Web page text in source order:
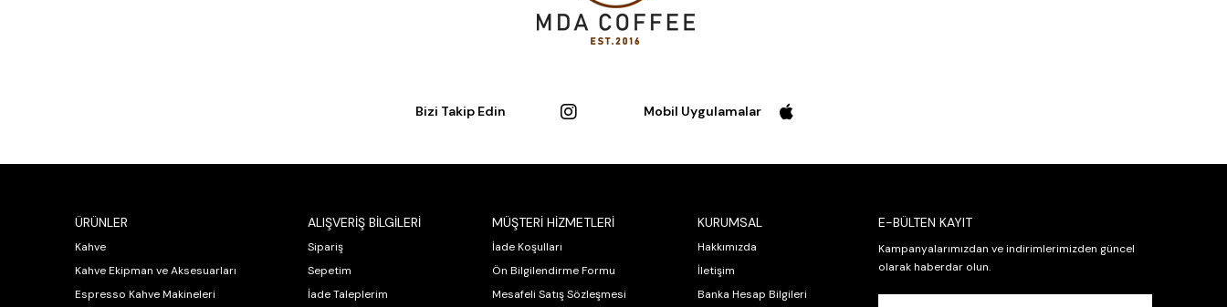
Bizi Takip Edin Mobil Uygulamalar
ÜRÜNLER
Kahve
Kahve Ekipman ve Aksesuarları
Espresso Kahve Makineleri
ALIŞVERİŞ BİLGİLERİ
Sipariş
Sepetim
İade Taleplerim
MÜŞTERİ HİZMETLERİ
İade Koşulları
Ön Bilgilendirme Formu
Mesafeli Satış Sözleşmesi
KURUMSAL
Hakkımızda
İletişim
Banka Hesap Bilgileri
E-BÜLTEN KAYIT
Kampanyalarımızdan ve indirimlerimizden güncel
olarak haberdar olun.